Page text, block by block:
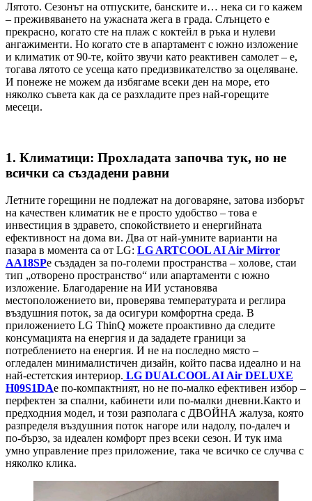
Лятото. Сезонът на отпуските, банските и… нека си го кажем
– преживяването на ужасната жега в града. Слънцето е
прекрасно, когато сте на плаж с коктейл в ръка и нулеви
ангажименти. Но когато сте в апартамент с южно изложение
и климатик от 90-те, който звучи като реактивен самолет – е,
тогава лятото се усеща като предизвикателство за оцеляване.
И понеже не можем да избягаме всеки ден на море, ето
няколко съвета как да се разхладите през най-горещите
месеци.
1. Климатици: Прохладата започва тук, но не
всички са създадени равни
Летните горещини не подлежат на договаряне, затова изборът
на качествен климатик не е просто удобство – това е
инвестиция в здравето, спокойствието и енергийната
ефективност на дома ви. Два от най-умните варианти на
пазара в момента са от LG: LG ARTCOOL AI Air Mirror
AA18SPе създаден за по-големи пространства – холове, стаи
тип „отворено пространство“ или апартаменти с южно
изложение. Благодарение на ИИ установява
местоположението ви, проверява температурата и реглира
въздушния поток, за да осигури комфортна среда. В
приложението LG ThinQ можете проактивно да следите
консумацията на енергия и да зададете граници за
потреблението на енергия. И не на последно място –
огледален минималистичен дизайн, който пасва идеално и на
най-естетския интериор. LG DUALCOOL AI Air DELUXE
H09S1DAе по-компактният, но не по-малко ефективен избор –
перфектен за спални, кабинети или по-малки дневни.Както и
предходния модел, и този разполага с ДВОЙНА жалуза, която
разпределя въздушния поток нагоре или надолу, по-далеч и
по-бързо, за идеален комфорт през всеки сезон. И тук има
умно управление през приложение, така че всичко се случва с
няколко кликa.